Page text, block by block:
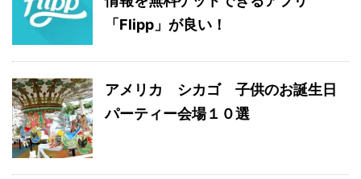
「Flipp」が良い！
アメリカ シカゴ 子供のお誕生日
パーティー会場１０選